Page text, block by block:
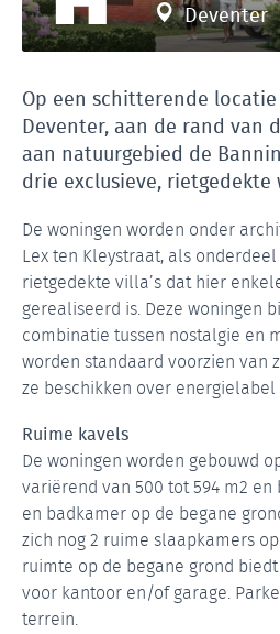
Deventer
Op een schitterende
Deventer, aan de rand van
aan natuurgebied de
drie exclusieve, rietgedekte
De woningen worden onder
Lex ten Kleystraat, als
rietgedekte villa’s dat hier
gerealiseerd is. Deze woningen
combinatie tussen nostalgie en
worden standaard voorzien van
ze beschikken over energielabel
Ruime kavels
De woningen worden gebouwd
variërend van 500 tot 594 m2
en badkamer op de begane
zich nog 2 ruime slaapkamers
ruimte op de begane grond
voor kantoor en/of garage.
terrein.